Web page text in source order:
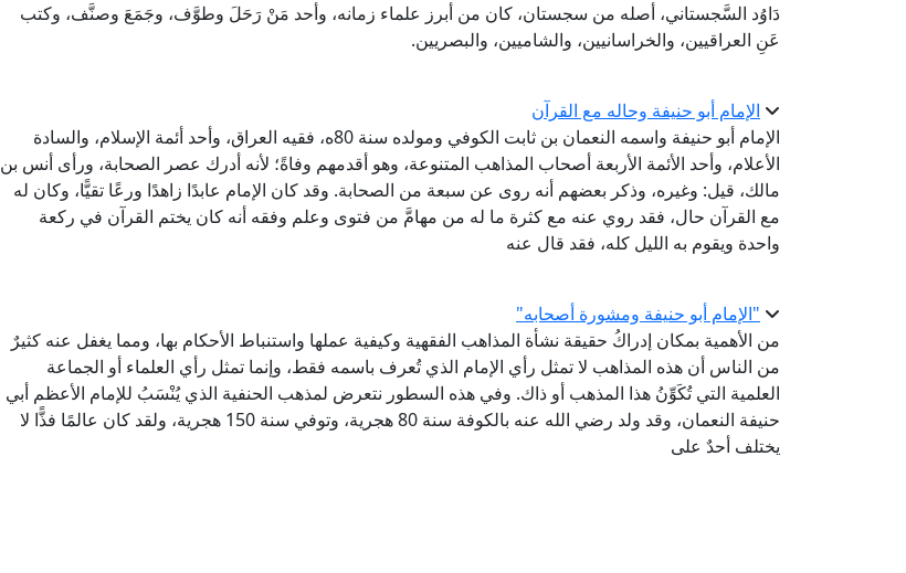
دَاوُد السَّجستاني، أصله من سجستان، كان من أبرز علماء زمانه، وأحد مَنْ رَحَلَ وطوَّف، وجَمَعَ وصنَّف، وكتب
عَنِ العراقيين، والخراسانيين، والشاميين، والبصريين.
الإمام أبو حنيفة وحاله مع القرآن
الإمام أبو حنيفة واسمه النعمان بن ثابت الكوفي ومولده سنة 80ه، فقيه العراق، وأحد أئمة الإسلام، والسادة
الأعلام، وأحد الأئمة الأربعة أصحاب المذاهب المتنوعة، وهو أقدمهم وفاةً؛ لأنه أدرك عصر الصحابة، ورأى أنس بن
مالك، قيل: وغيره، وذكر بعضهم أنه روى عن سبعة من الصحابة. وقد كان الإمام عابدًا زاهدًا ورعًا تقيًّا، وكان له
مع القرآن حال، فقد روي عنه مع كثرة ما له من مهامَّ من فتوى وعلم وفقه أنه كان يختم القرآن في ركعة
واحدة ويقوم به الليل كله، فقد قال عنه
"الإمام أبو حنيفة ومشورة أصحابه"
من الأهمية بمكان إدراكُ حقيقة نشأة المذاهب الفقهية وكيفية عملها واستنباط الأحكام بها، ومما يغفل عنه كثيرٌ
من الناس أن هذه المذاهب لا تمثل رأي الإمام الذي تُعرف باسمه فقط، وإنما تمثل رأي العلماء أو الجماعة
العلمية التي تُكَوِّنُ هذا المذهب أو ذاك. وفي هذه السطور نتعرض لمذهب الحنفية الذي يُنْسَبُ للإمام الأعظم أبي
حنيفة النعمان، وقد ولد رضي الله عنه بالكوفة سنة 80 هجرية، وتوفي سنة 150 هجرية، ولقد كان عالمًا فذًّا لا
يختلف أحدٌ على